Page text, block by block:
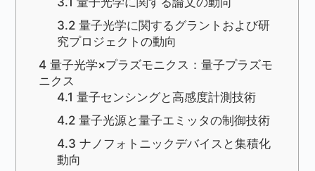
3.2量子光学に関するグラントおよび研
究プロジェクトの動向
4 量子光学×プラズモニクス：量子プラズモ
ニクス
4.1 量子センシングと高感度計測技術
4.2量子光源と量子エミッタの制御技術
4.3 ナノフォトニックデバイスと集積化
動向